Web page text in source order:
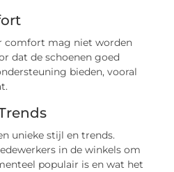
comfort mag niet worden
dat de schoenen goed
bieden, vooral
unieke stijl en trends.
in de winkels om
populair is en wat het